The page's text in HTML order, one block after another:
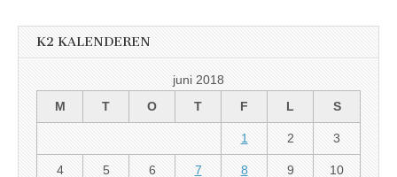
K2 KALENDEREN
juni 2018
M
T O T F L S
1 2 3
4 5 6 7 8 9 10